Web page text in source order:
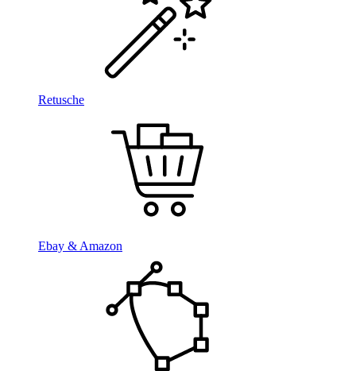
Retusche
Ebay & Amazon